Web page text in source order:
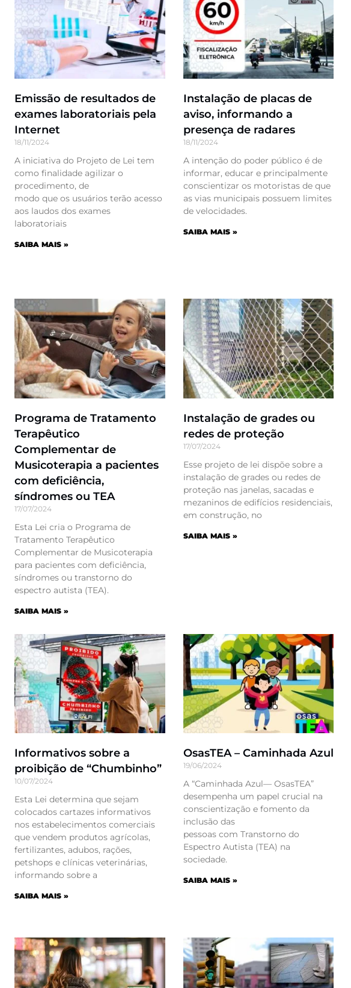
Emissão de resultados de
exames laboratoriais pela
Internet
18/11/2024
A iniciativa do Projeto de Lei tem
como finalidade agilizar o
procedimento, de
modo que os usuários terão acesso
aos laudos dos exames
laboratoriais
SAIBA MAIS »
Instalação de placas de
aviso, informando a
presença de radares
18/11/2024
A intenção do poder público é de
informar, educar e principalmente
conscientizar os motoristas de que
as vias municipais possuem limites
de velocidades.
SAIBA MAIS »
Programa de Tratamento
Terapêutico
Complementar de
Musicoterapia a pacientes
com deficiência,
síndromes ou TEA
17/07/2024
Esta Lei cria o Programa de
Tratamento Terapêutico
Complementar de Musicoterapia
para pacientes com deficiência,
síndromes ou transtorno do
espectro autista (TEA).
SAIBA MAIS »
Instalação de grades ou
redes de proteção
17/07/2024
Esse projeto de lei dispõe sobre a
instalação de grades ou redes de
proteção nas janelas, sacadas e
mezaninos de edifícios residenciais,
em construção, no
SAIBA MAIS »
Informativos sobre a
proibição de “Chumbinho”
10/07/2024
Esta Lei determina que sejam
colocados cartazes informativos
nos estabelecimentos comerciais
que vendem produtos agrícolas,
fertilizantes, adubos, rações,
petshops e clínicas veterinárias,
informando sobre a
SAIBA MAIS »
OsasTEA – Caminhada Azul
19/06/2024
A “Caminhada Azul— OsasTEA”
desempenha um papel crucial na
conscientização e fomento da
inclusão das
pessoas com Transtorno do
Espectro Autista (TEA) na
sociedade.
SAIBA MAIS »